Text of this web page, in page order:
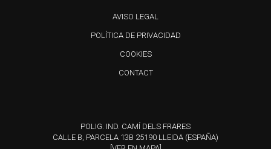
AVISO LEGAL
POLÍTICA DE PRIVACIDAD
COOKIES
CONTACT
POLIG. IND. CAMÍ DELS FRARES
CALLE B, PARCELA 13B 25190 LLEIDA (ESPAÑA)